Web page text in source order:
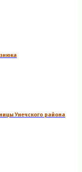
Унечского района